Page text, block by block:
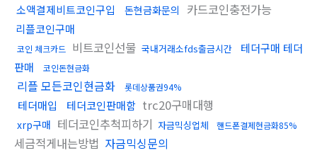
소액결제비트코인구입 돈현금화문의 카드코인충전가능
리플코인구매
코인 체크카드 비트코인선물 국내거래소fds출금시간
테더구매 테더
판매
코인돈현금화
리플 모든코인현금화 롯데상품권94%
테더매입 테더코인판매함 trc20구매대행
xrp구매 테더코인추척피하기 자금믹싱업체 핸드폰결제현금화85%
세금적게내는방법 자금믹싱문의